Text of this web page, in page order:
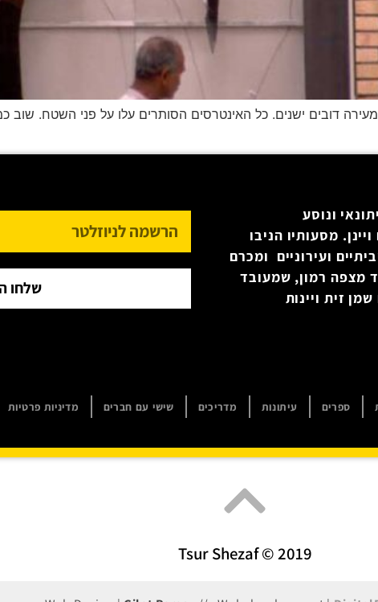
ונוסע
מסעותיו הניבו
ועירוניים ומכרם
מצפה רמון, שמעובד
זית ויינות
שלחו
ספרים עיתונות מדריכים שישי עם חברים מדיניות פרטיות
Tsur Shezaf © 2019